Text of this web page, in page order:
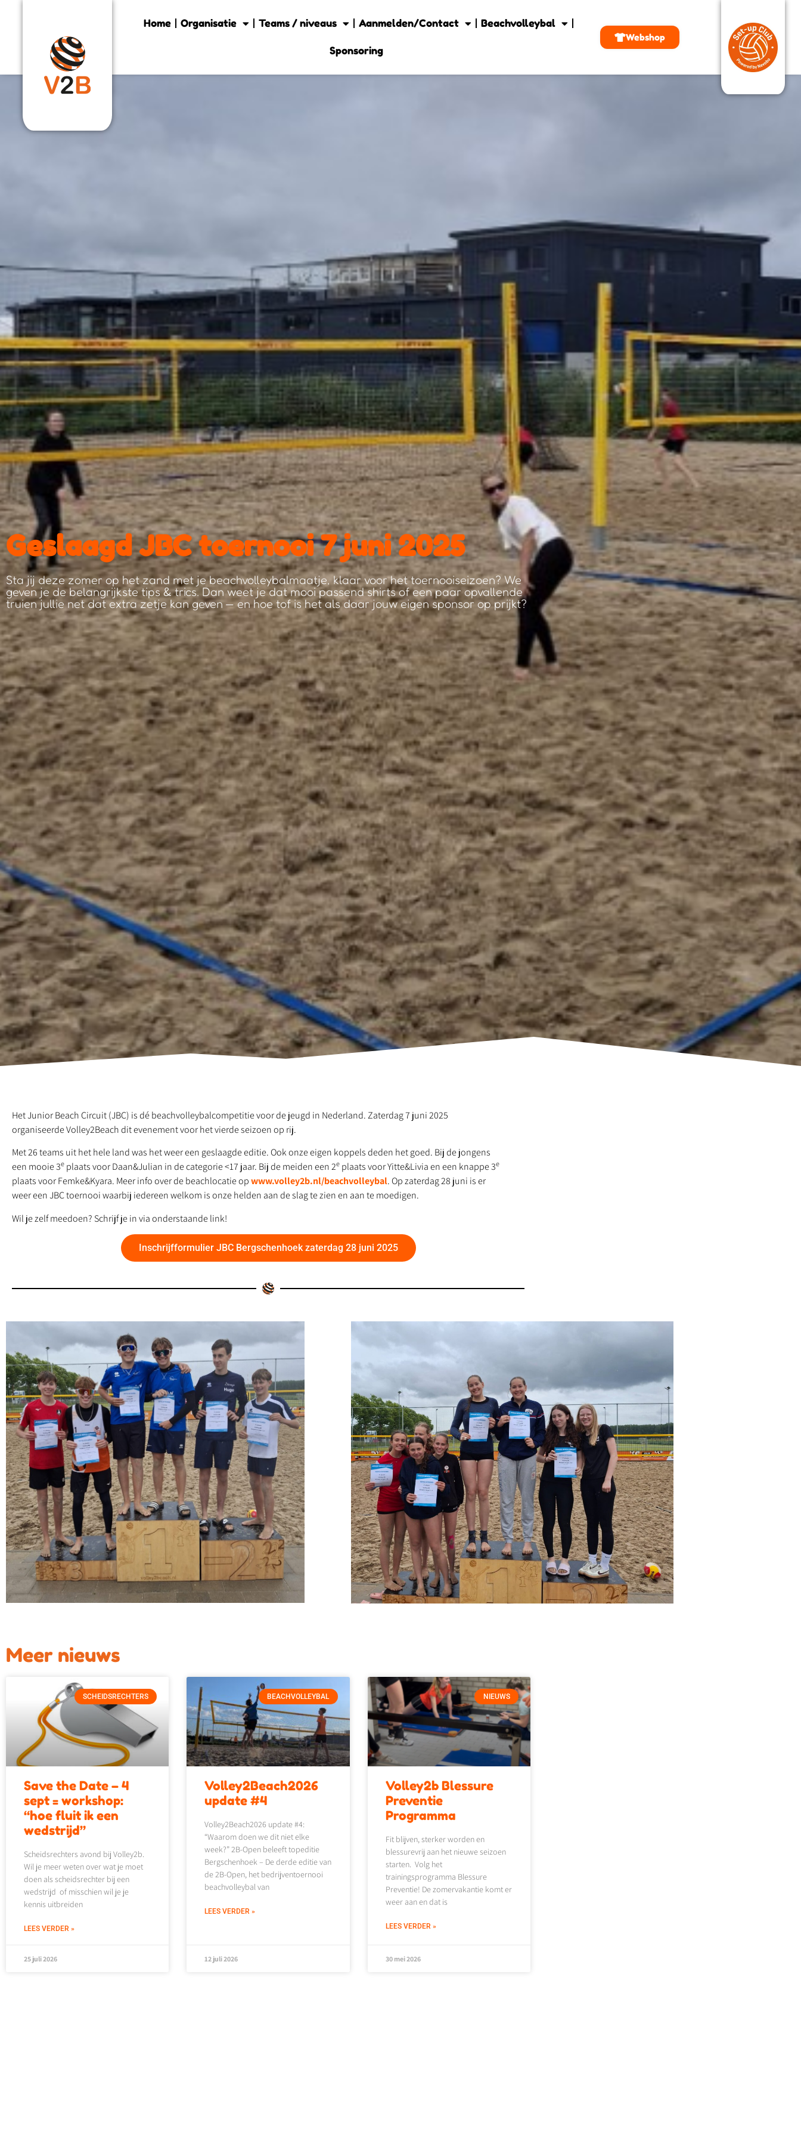
Home Organisatie Teams / niveaus Aanmelden/Contact Beachvolleybal
Sponsoring
Webshop
Geslaagd JBC toernooi 7 juni 2025
Sta jij deze zomer op het zand met je beachvolleybalmaatje, klaar voor het toernooiseizoen? We
geven je de belangrijkste tips & trics. Dan weet je dat mooi passend shirts of een paar opvallende
truien jullie net dat extra zetje kan geven — en hoe tof is het als daar jouw eigen sponsor op prijkt?
Het Junior Beach Circuit (JBC) is dé beachvolleybalcompetitie voor de jeugd in Nederland. Zaterdag 7 juni 2025
organiseerde Volley2Beach dit evenement voor het vierde seizoen op rij.
Met 26 teams uit het hele land was het weer een geslaagde editie. Ook onze eigen koppels deden het goed. Bij de jongens
een mooie 3e plaats voor Daan&Julian in de categorie <17 jaar. Bij de meiden een 2e plaats voor Yitte&Livia en een knappe 3e
plaats voor Femke&Kyara. Meer info over de beachlocatie opwww.volley2b.nl/beachvolleybal. Op zaterdag 28 juni is er
weer een JBC toernooi waarbij iedereen welkom is onze helden aan de slag te zien en aan te moedigen.
Wil je zelf meedoen? Schrijf je in via onderstaande link!
Inschrijfformulier JBC Bergschenhoek zaterdag 28 juni 2025
Meer nieuws
SCHEIDSRECHTERS
Save the Date – 4
sept = workshop:
“hoe fluit ik een
wedstrijd”
Scheidsrechters avond bij Volley2b.
Wil je meer weten over wat je moet
doen als scheidsrechter bij een
wedstrijd of misschien wil je je
kennis uitbreiden
LEES VERDER »
25 juli 2026
BEACHVOLLEYBAL
Volley2Beach2026
update #4
Volley2Beach2026 update #4:
“Waarom doen we dit niet elke
week?” 2B-Open beleeft topeditie
Bergschenhoek – De derde editie van
de 2B-Open, het bedrijventoernooi
beachvolleybal van
LEES VERDER »
12 juli 2026
NIEUWS
Volley2b Blessure
Preventie
Programma
Fit blijven, sterker worden en
blessurevrij aan het nieuwe seizoen
starten. Volg het
trainingsprogramma Blessure
Preventie! De zomervakantie komt er
weer aan en dat is
LEES VERDER »
30 mei 2026